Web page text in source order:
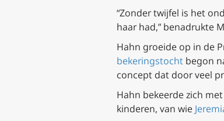
“Zonder twijfel is het
haar had,” benadrukte
Hahn groeide op in de
bekeringstocht begon
concept dat door veel
Hahn bekeerde zich
kinderen, van wie